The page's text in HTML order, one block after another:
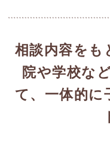
相談内容をも
院や学校な
て、一体的に